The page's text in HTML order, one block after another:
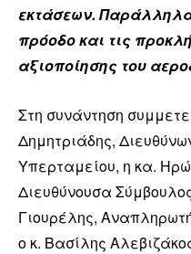
εκτάσεων.
πρόοδο και τις
αξιοποίησης του
Στη συνάντηση
Δημητριάδης,
Υπερταμείου, η κα.
Διευθύνουσα
Γιουρέλης,
ο κ. Βασίλης